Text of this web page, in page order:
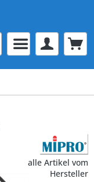
alle Artikel vom
Hersteller